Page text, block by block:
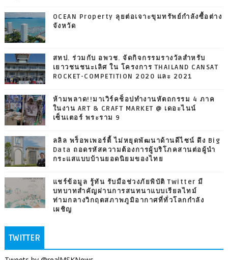
OCEAN Property ลุยต่อเจาะขุมทรัพย์กำลังซื้อต่าง
จังหวัด
สทป. ร่วมกับ อพวช. จัดกิจกรรมรางวัลสำหรับ
เยาวชนชนะเลิศ ใน โครงการ THAILAND CANSAT
ROCKET-COMPETITION 2020 และ 2021
ห้ามพลาด!!มาเวิร์คช็อปทำงานหัตถกรรม 4 ภาค
ในงาน ART & CRAFT MARKET @ เดอะไนน์
เซ็นเตอร์ พระราม 9
ลลิล พร็อพเพอร์ตี้ ไม่หยุดพัฒนาด้านดีไซน์ ดึง Big
Data ถอดรหัสความต้องการผู้บริโภคสานต่อผู้นำ
กระแสแบบบ้านยอดนิยมของไทย
แชร์ข้อมูล รู้ทัน รับมือช่วงภัยพิบัติ Twitter มี
บทบาทสำคัญผ่านการสนทนาแบบเรียลไทม์
ท่ามกลางวิกฤตสภาพภูมิอากาศที่ทั่วโลกกำลัง
เผชิญ
TWITTER